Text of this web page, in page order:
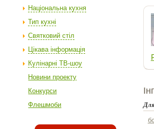
Національна кухня
Тип кухні
Святковий стіл
Цікава інформація
Кулінарні ТВ-шоу
Новини проекту
Конкурси
Флешмоби